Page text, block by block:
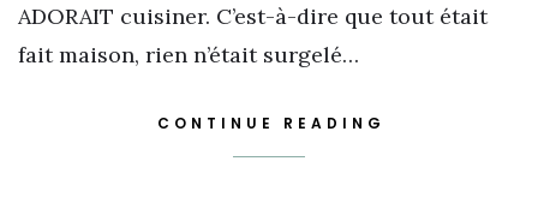
ADORAIT cuisiner. C’est-à-dire que tout était
fait maison, rien n’était surgelé…
CONTINUE READING